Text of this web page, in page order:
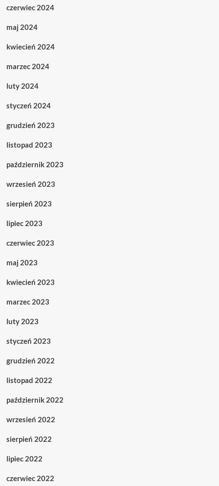
czerwiec 2024
maj 2024
kwiecień 2024
marzec 2024
luty 2024
styczeń 2024
grudzień 2023
listopad 2023
październik 2023
wrzesień 2023
sierpień 2023
lipiec 2023
czerwiec 2023
maj 2023
kwiecień 2023
marzec 2023
luty 2023
styczeń 2023
grudzień 2022
listopad 2022
październik 2022
wrzesień 2022
sierpień 2022
lipiec 2022
czerwiec 2022